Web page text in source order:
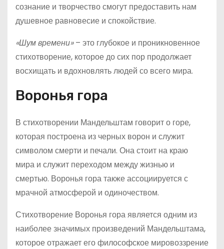
сознание и творчество смогут предоставить нам
душевное равновесие и спокойствие.
«Шум времени»– это глубокое и проникновенное
стихотворение, которое до сих пор продолжает
восхищать и вдохновлять людей со всего мира.
Воронья гора
В стихотворении Мандельштам говорит о горе,
которая построена из черных ворон и служит
символом смерти и печали. Она стоит на краю
мира и служит переходом между жизнью и
смертью. Воронья гора также ассоциируется с
мрачной атмосферой и одиночеством.
Стихотворение Воронья гора является одним из
наиболее значимых произведений Мандельштама,
которое отражает его философское мировоззрение